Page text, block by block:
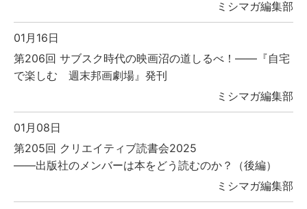
ミシマガ編集部
01月16日
第206回 サブスク時代の映画沼の道しるべ！――『自宅
で楽しむ 週末邦画劇場』発刊
ミシマガ編集部
01月08日
第205回 クリエイティブ読書会2025
――出版社のメンバーは本をどう読むのか？（後編）
ミシマガ編集部